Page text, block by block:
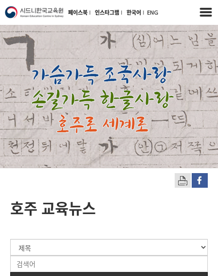
페이스북 l 인스타그램 l 한국어 l ENG
호주 교육뉴스